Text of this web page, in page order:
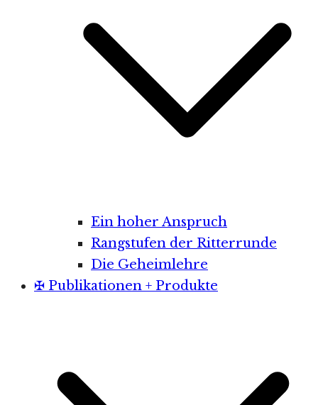
Ein hoher Anspruch
Rangstufen der Ritterrunde
Die Geheimlehre
✠ Publikationen + Produkte